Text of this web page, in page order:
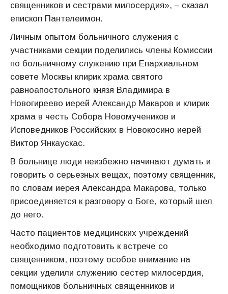
священников и сестрами милосердия», – сказал
епископ Пантелеимон.
Личным опытом больничного служения с
участниками секции поделились члены Комиссии
по больничному служению при Епархиальном
совете Москвы клирик храма святого
равноапостольного князя Владимира в
Новогиреево иерей Александр Макаров и клирик
храма в честь Собора Новомучеников и
Исповедников Российских в Новокосино иерей
Виктор Янкаускас.
В больнице люди неизбежно начинают думать и
говорить о серьезных вещах, поэтому священник,
по словам иерея Александра Макарова, только
присоединяется к разговору о Боге, который шел
до него.
Часто пациентов медицинских учреждений
необходимо подготовить к встрече со
священником, поэтому особое внимание на
секции уделили служению сестер милосердия,
помощников больничных священников и